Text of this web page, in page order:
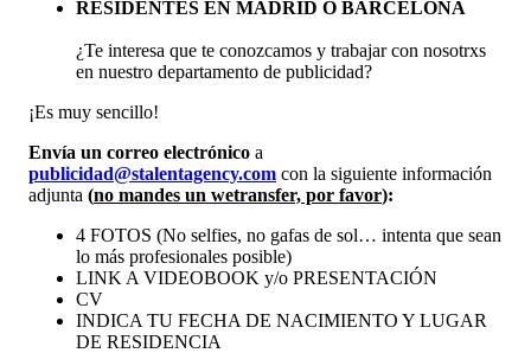
RESIDENTES EN MADRID O BARCELONA
¿Te interesa que te conozcamos y trabajar con nosotrxs
en nuestro departamento de publicidad?
¡Es muy sencillo!
Envía un correo electrónico a
publicidad@stalentagency.com con la siguiente información
adjunta (no mandes un wetransfer, por favor):
4 FOTOS (No selfies, no gafas de sol… intenta que sean
lo más profesionales posible)
LINK A VIDEOBOOK y/o PRESENTACIÓN
CV
INDICA TU FECHA DE NACIMIENTO Y LUGAR
DE RESIDENCIA